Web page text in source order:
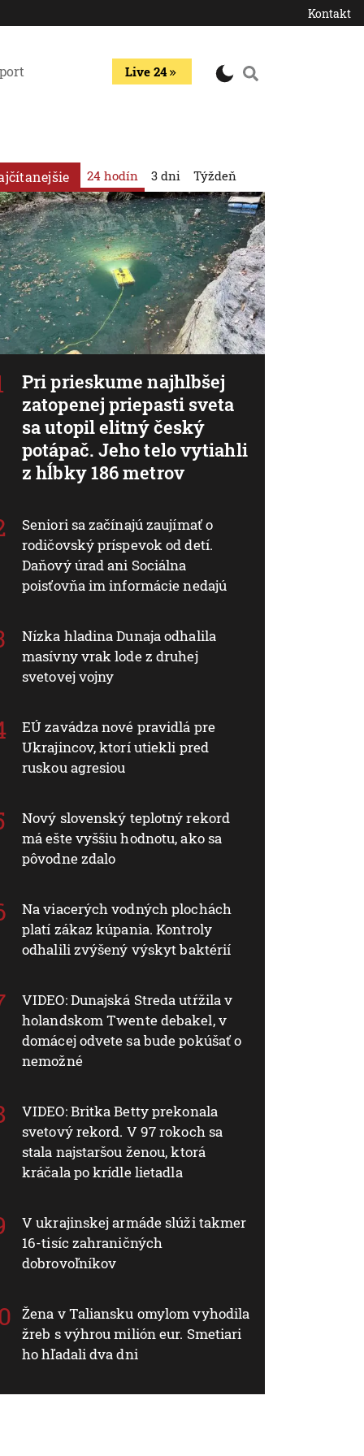
Kontakt
Live 24
24 hodín
Pri prieskume najhlbšej
zatopenej priepasti sveta
sa utopil elitný český
potápač. Jeho telo vytiahli
z hĺbky 186 metrov
Seniori sa začínajú zaujímať o
rodičovský príspevok od detí.
Daňový úrad ani Sociálna
poisťovňa im informácie nedajú
Nízka hladina Dunaja odhalila
masívny vrak lode z druhej
svetovej vojny
EÚ zavádza nové pravidlá pre
Ukrajincov, ktorí utiekli pred
ruskou agresiou
Nový slovenský teplotný rekord
má ešte vyššiu hodnotu, ako sa
pôvodne zdalo
Na viacerých vodných plochách
platí zákaz kúpania. Kontroly
odhalili zvýšený výskyt baktérií
VIDEO: Dunajská Streda utŕžila v
holandskom Twente debakel, v
domácej odvete sa bude pokúšať o
nemožné
VIDEO: Britka Betty prekonala
svetový rekord. V 97 rokoch sa
stala najstaršou ženou, ktorá
kráčala po krídle lietadla
V ukrajinskej armáde slúži takmer
16-tisíc zahraničných
dobrovoľníkov
Žena v Taliansku omylom vyhodila
žreb s výhrou milión eur. Smetiari
ho hľadali dva dni
3 dni Týždeň